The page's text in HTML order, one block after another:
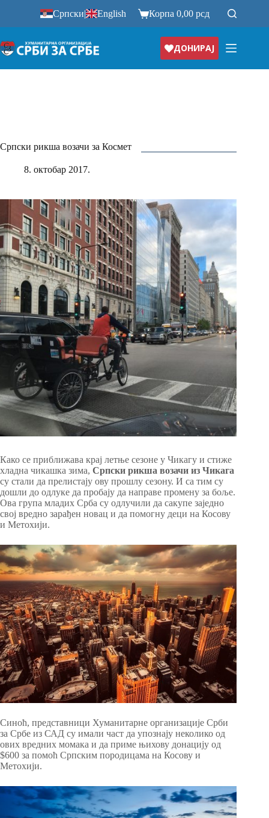
Српски| English Корпа0,00рсд
ДОНИРАЈ
Српски рикша возачи за Космет
8. октобар 2017.
Како се приближава крај летње сезоне у Чикагу и стиже
хладна чикашка зима, Српски рикша возачи из Чикага
су стали да прелистају ову прошлу сезону. И са тим су
дошли до одлуке да пробају да направе промену за боље.
Ова група младих Срба су одлучили да сакупе заједно
свој вредно зарађен новац и да помогну деци на Косову
и Метохији.
Синоћ, представници Хуманитарне организације Срби
за Србе из САД су имали част да упознају неколико од
ових вредних момака и да приме њихову донацију од
$600 за помоћ Српским породицама на Косову и
Метохији.